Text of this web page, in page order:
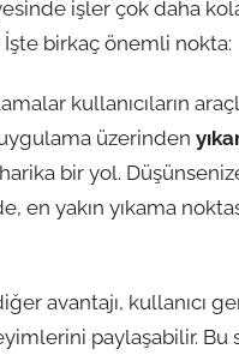
işler çok daha
birkaç önemli nokta:
kullanıcıların
üzerinden
bir yol.
en yakın yıkama
avantajı, kullanıcı
paylaşabilir.